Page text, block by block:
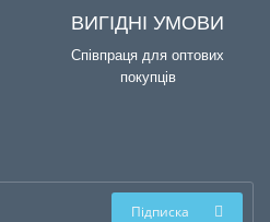
ВИГІДНІ УМОВИ
Співпраця для оптових
покупців
Підписка